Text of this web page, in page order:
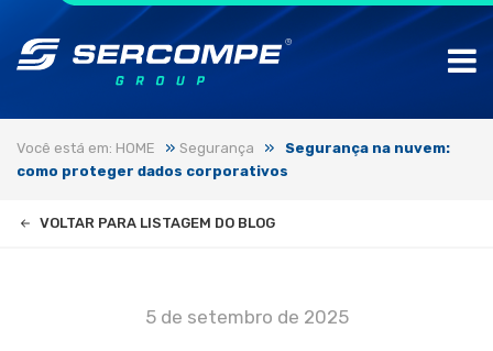
Você está em: HOME » Segurança »
Segurança na nuvem:
como proteger dados corporativos
VOLTAR PARA LISTAGEM DO BLOG
5 de setembro de 2025